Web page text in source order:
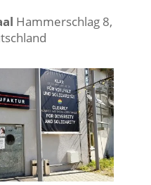
Hammerschlag 8,